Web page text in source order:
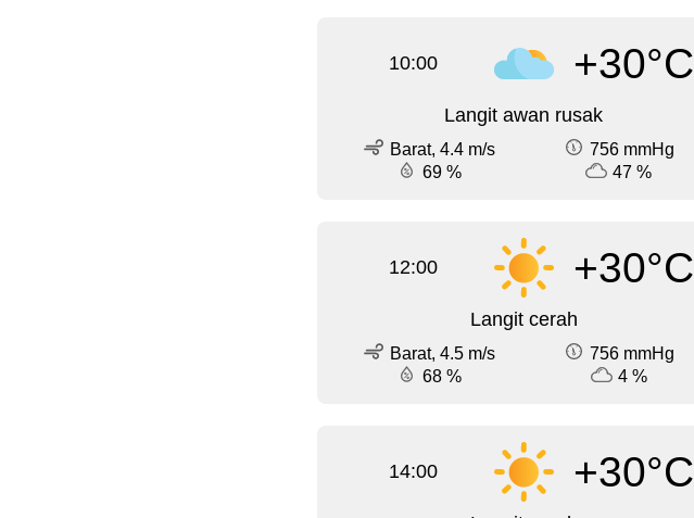
10:00 +30°C
Langit awan rusak
Barat, 4.4 m/s
756 mmHg
69 %
47 %
12:00 +30°C
Langit cerah
Barat, 4.5 m/s
756 mmHg
68 %
4 %
14:00 +30°C